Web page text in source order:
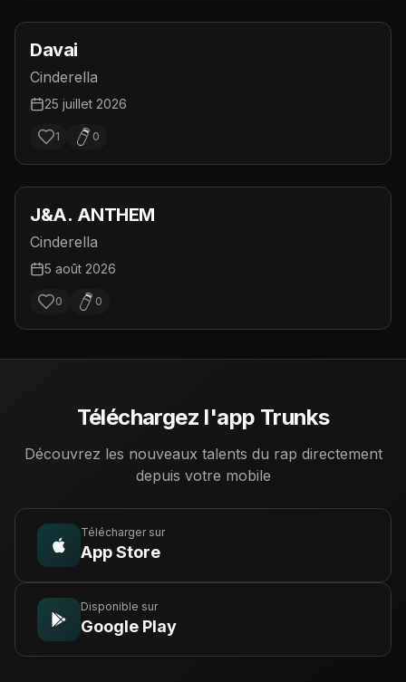
Davai
Cinderella
25 juillet 2026
1 0
J&A. ANTHEM
Cinderella
5 août 2026
0 0
Téléchargez l'app Trunks
Découvrez les nouveaux talents du rap directement
depuis votre mobile
Télécharger sur
App Store
Disponible sur
Google Play